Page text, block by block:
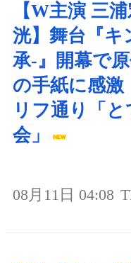
【W主演 三
洸】舞台『
承-』開幕で
の手紙に感
リフ通り「
会」
08月11日 04:08